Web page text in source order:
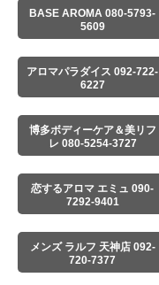
BASE AROMA 080-5793-
5609
アロマパラダイス 092-722-
6227
博多ボディーケア＆美リフ
レ 080-5254-3727
恋するアロマ エミュ 090-
7292-9401
メンズ ラルフ 天神店 092-
720-7377